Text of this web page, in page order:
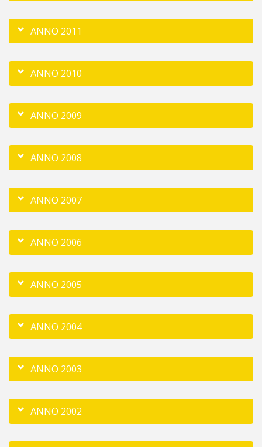
ANNO 2011
ANNO 2010
ANNO 2009
ANNO 2008
ANNO 2007
ANNO 2006
ANNO 2005
ANNO 2004
ANNO 2003
ANNO 2002